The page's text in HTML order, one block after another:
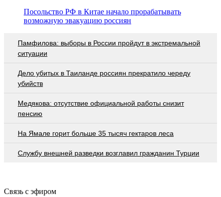
Посольство РФ в Китае начало прорабатывать
возможную эвакуацию россиян
Памфилова: выборы в России пройдут в экстремальной
ситуации
Дело убитых в Таиланде россиян прекратило череду
убийств
Медякова: отсутствие официальной работы снизит
пенсию
На Ямале горит больше 35 тысяч гектаров леса
Службу внешней разведки возглавил гражданин Турции
Связь с эфиром